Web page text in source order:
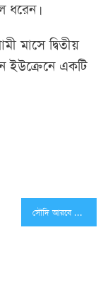
ধরেন।
মাসে দ্বিতীয়
ইউক্রেনে একটি
সৌদি আরবে পৌঁছেছেন ৩৯,৩৯৪ বাংলাদেশি হজযাত্রী, মৃত্যু ৭ জনের